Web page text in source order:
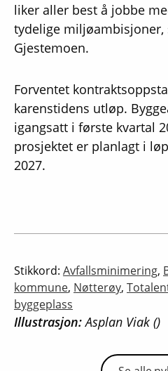
liker aller best å jobbe
tydelige miljøambisjoner,
Gjestemoen.
Forventet
karenstidens utløp.
igangsatt i første kvartal
prosjektet er planlagt i
2027.
Stikkord: Avfallsminimering,
kommune, Nøtterøy,
byggeplass
Illustrasjon:Asplan Viak ()